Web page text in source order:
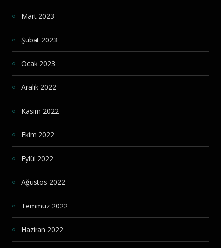
Mart 2023
Şubat 2023
Ocak 2023
Aralık 2022
Kasım 2022
Ekim 2022
Eylül 2022
Ağustos 2022
Temmuz 2022
Haziran 2022